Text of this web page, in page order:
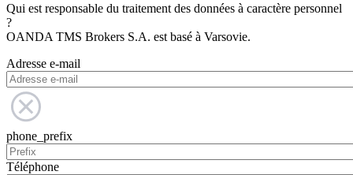
Qui est responsable du traitement des données à caractère personnel
?
OANDA TMS Brokers S.A. est basé à Varsovie.
Adresse e-mail
phone_prefix
Téléphone